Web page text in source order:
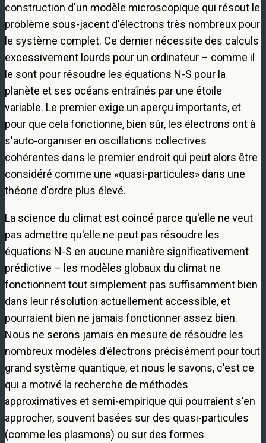
construction d'un modèle microscopique qui résout le
problème sous-jacent d'électrons très nombreux pour
le système complet. Ce dernier nécessite des calculs
excessivement lourds pour un ordinateur – comme il
le sont pour résoudre les équations N-S pour la
planète et ses océans entraînés par une étoile
variable. Le premier exige un aperçu importants, et
pour que cela fonctionne, bien sûr, les électrons ont à
s'auto-organiser en oscillations collectives
cohérentes dans le premier endroit qui peut alors être
considéré comme une «quasi-particules» dans une
théorie d'ordre plus élevé.
La science du climat est coincé parce qu'elle ne veut
pas admettre qu'elle ne peut pas résoudre les
équations N-S en aucune manière significativement
prédictive – les modèles globaux du climat ne
fonctionnent tout simplement pas suffisamment bien
dans leur résolution actuellement accessible, et
pourraient bien ne jamais fonctionner assez bien.
Nous ne serons jamais en mesure de résoudre les
nombreux modèles d'électrons précisément pour tout
grand système quantique, et nous le savons, c'est ce
qui a motivé la recherche de méthodes
approximatives et semi-empirique qui pourraient s'en
approcher, souvent basées sur des quasi-particules
(comme les plasmons) ou sur des formes